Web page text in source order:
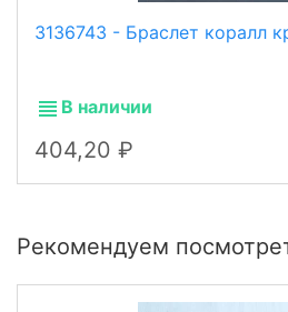
3136743 - Браслет коралл
В наличии
404,20
Рекомендуем